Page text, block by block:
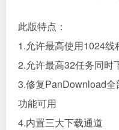
此版特点：
1.允许最高使用1024线
2.允许最高32任务同时
3.修复PanDownload
功能可用
4.内置三大下载通道